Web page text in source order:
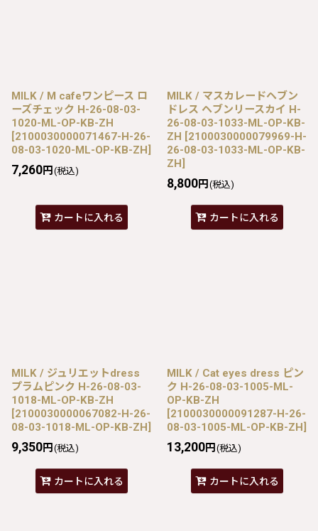
MILK / M cafeワンピース ロ
ーズチェック H-26-08-03-
1020-ML-OP-KB-ZH
[2100030000071467-H-26-
08-03-1020-ML-OP-KB-ZH]
7,260円 (税込)
カートに入れる
MILK / マスカレードヘブン
ドレス ヘブンリースカイ H-
26-08-03-1033-ML-OP-KB-
ZH [2100030000079969-H-
26-08-03-1033-ML-OP-KB-
ZH]
8,800円 (税込)
カートに入れる
MILK / ジュリエットdress
プラムピンク H-26-08-03-
1018-ML-OP-KB-ZH
[2100030000067082-H-26-
08-03-1018-ML-OP-KB-ZH]
9,350円 (税込)
カートに入れる
MILK / Cat eyes dress ピン
ク H-26-08-03-1005-ML-
OP-KB-ZH
[2100030000091287-H-26-
08-03-1005-ML-OP-KB-ZH]
13,200円 (税込)
カートに入れる